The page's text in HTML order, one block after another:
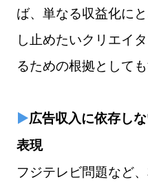
ば、単なる収益化に
し止めたいクリエイ
るための根拠として
▶広告収入に依存し
表現
フジテレビ問題など